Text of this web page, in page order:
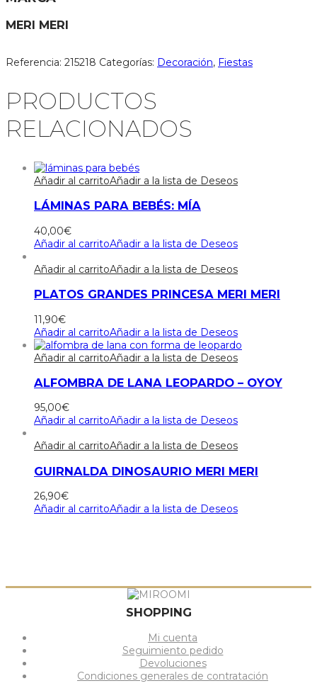
MERI MERI
Referencia: 215218 Categorías: Decoración, Fiestas
PRODUCTOS
RELACIONADOS
Añadir al carritoAñadir a la lista de Deseos
LÁMINAS PARA BEBÉS: MÍA
40,00€
Añadir al carritoAñadir a la lista de Deseos
Añadir al carritoAñadir a la lista de Deseos
PLATOS GRANDES PRINCESA MERI MERI
11,90€
Añadir al carritoAñadir a la lista de Deseos
Añadir al carritoAñadir a la lista de Deseos
ALFOMBRA DE LANA LEOPARDO – OYOY
95,00€
Añadir al carritoAñadir a la lista de Deseos
Añadir al carritoAñadir a la lista de Deseos
GUIRNALDA DINOSAURIO MERI MERI
26,90€
Añadir al carritoAñadir a la lista de Deseos
SHOPPING
Mi cuenta
Seguimiento pedido
Devoluciones
Condiciones generales de contratación